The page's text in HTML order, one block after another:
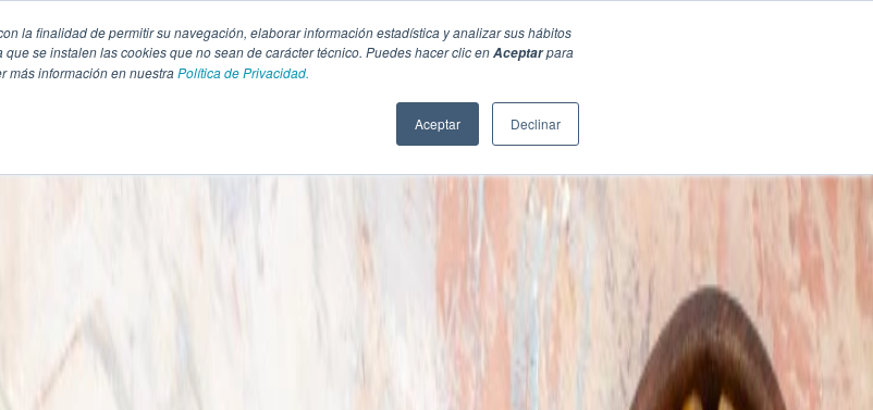
la finalidad de permitir su navegación, elaborar información estadística y analizar sus hábitos
se instalen las cookies que no sean de carácter técnico. Puedes hacer clic enAceptarpara
más información en nuestraPolítica de Privacidad.
Aceptar Declinar